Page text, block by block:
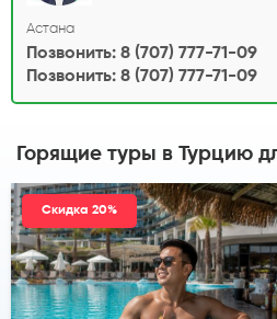
Астана
Позвонить: 8 (707) 777-71-09
Позвонить: 8 (707) 777-71-09
Горящие туры в Турцию
Скидка 20%